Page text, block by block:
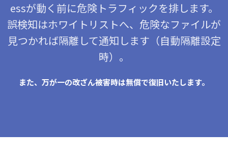
essが動く前に危険トラフィックを排します。
誤検知はホワイトリストへ、危険なファイルが
見つかれば隔離して通知します（自動隔離設定
時）。
また、万が一の改ざん被害時は無償で復旧いたします。